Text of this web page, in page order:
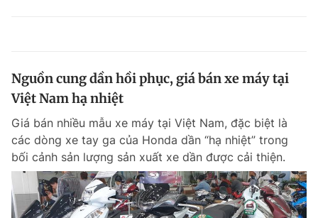
Nguồn cung dần hồi phục, giá bán xe máy tại
Việt Nam hạ nhiệt
Giá bán nhiều mẫu xe máy tại Việt Nam, đặc biệt là
các dòng xe tay ga của Honda dần “hạ nhiệt” trong
bối cảnh sản lượng sản xuất xe dần được cải thiện.